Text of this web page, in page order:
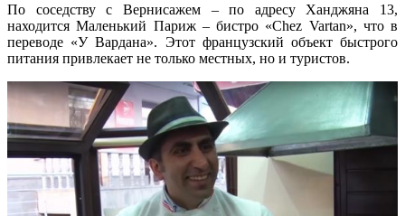
По соседству с Вернисажем – по адресу Ханджяна 13,
находится Маленький Париж – бистро «Chez Vartan», что в
переводе «У Вардана». Этот французский объект быстрого
питания привлекает не только местных, но и туристов.